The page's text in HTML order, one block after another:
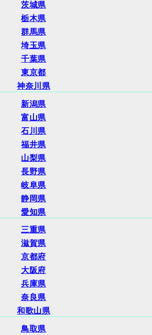
茨城県
栃木県
群馬県
埼玉県
千葉県
東京都
神奈川県
新潟県
富山県
石川県
福井県
山梨県
長野県
岐阜県
静岡県
愛知県
三重県
滋賀県
京都府
大阪府
兵庫県
奈良県
和歌山県
鳥取県